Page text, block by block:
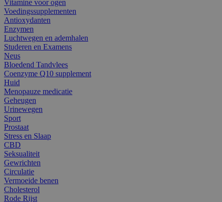
Vitamine voor ogen
Voedingssupplementen
Antioxydanten
Enzymen
Luchtwegen en ademhalen
Studeren en Examens
Neus
Bloedend Tandvlees
Coenzyme Q10 supplement
Huid
Menopauze medicatie
Geheugen
Urinewegen
Sport
Prostaat
Stress en Slaap
CBD
Seksualiteit
Gewrichten
Circulatie
Vermoeide benen
Cholesterol
Rode Rijst